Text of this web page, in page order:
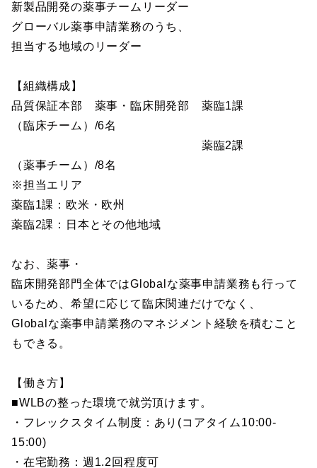
新製品開発の薬事チームリーダー
グローバル薬事申請業務のうち、
担当する地域のリーダー
【組織構成】
品質保証本部 薬事・臨床開発部 薬臨1課
（臨床チーム）/6名
薬臨2課
（薬事チーム）/8名
※担当エリア
薬臨1課：欧米・欧州
薬臨2課：日本とその他地域
なお、薬事・
臨床開発部門全体ではGlobalな薬事申請業務も行って
いるため、希望に応じて臨床関連だけでなく、
Globalな薬事申請業務のマネジメント経験を積むこと
もできる。
【働き方】
■WLBの整った環境で就労頂けます。
・フレックスタイム制度：あり(コアタイム10:00-
15:00)
・在宅勤務：週1.2回程度可